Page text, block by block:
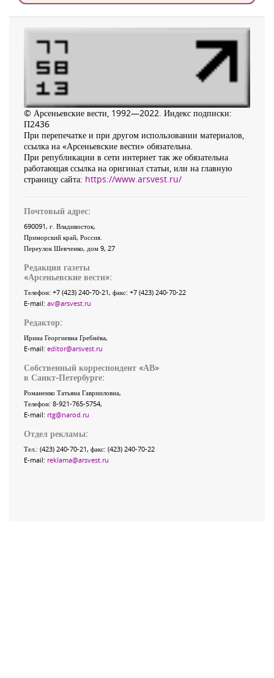
© Арсеньевские вести, 1992—2022. Индекс подписки:
П2436
При перепечатке и при другом использовании материалов,
ссылка на «Арсеньевские вести» обязательна.
При републикации в сети интернет так же обязательна
работающая ссылка на оригинал статьи, или на главную
страницу сайта: https://www.arsvest.ru/
Почтовый адрес:
690091, г. Владивосток,
Приморский край, Россия
Переулок Шевченко, дом 9, 27
Редакция газеты
«Арсеньевские вести»:
Телефон: +7 (423) 240-70-21, факс: +7 (423) 240-70-22
E-mail: av@arsvest.ru
Редактор:
Ирина Георгиевна Гребнёва,
E-mail: editor@arsvest.ru
Собственный корреспондент «АВ»
в Санкт-Петербурге:
Романенко Татьяна Гаврииловна,
Телефон: 8-921-765-5754,
E-mail: rtg@narod.ru
Отдел рекламы:
Тел.: (423) 240-70-21, факс: (423) 240-70-22
E-mail: reklama@arsvest.ru